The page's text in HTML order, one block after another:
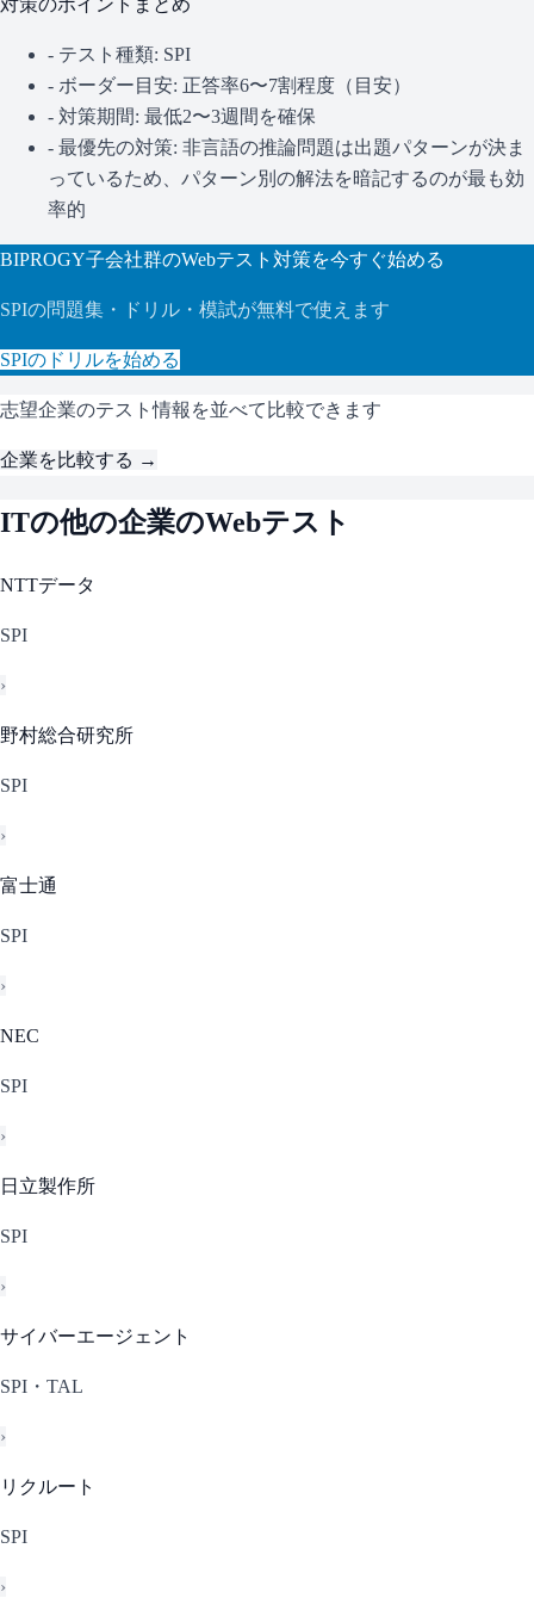
対策のポイントまとめ
- テスト種類: SPI
- ボーダー目安: 正答率6〜7割程度（目安）
- 対策期間: 最低2〜3週間を確保
- 最優先の対策: 非言語の推論問題は出題パターンが決ま
っているため、パターン別の解法を暗記するのが最も効
率的
BIPROGY子会社群のWebテスト対策を今すぐ始める
SPIの問題集・ドリル・模試が無料で使えます
SPIのドリルを始める
志望企業のテスト情報を並べて比較できます
企業を比較する →
ITの他の企業のWebテスト
NTTデータ
SPI
›
野村総合研究所
SPI
›
富士通
SPI
›
NEC
SPI
›
日立製作所
SPI
›
サイバーエージェント
SPI・TAL
›
リクルート
SPI
›